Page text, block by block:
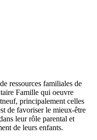
ressources familiales de
Famille qui oeuvre
principalement celles
de favoriser le mieux-être
leur rôle parental et
de leurs enfants.